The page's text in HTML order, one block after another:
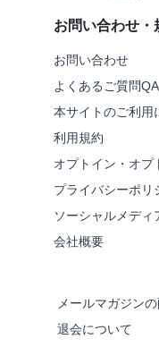
お問い合わせ・
お問い合わせ
よくあるご質問QA
本サイトのご利用
利用規約
オプトイン・オプ
プライバシーポリ
ソーシャルメディ
会社概要
メールマガジン
退会について